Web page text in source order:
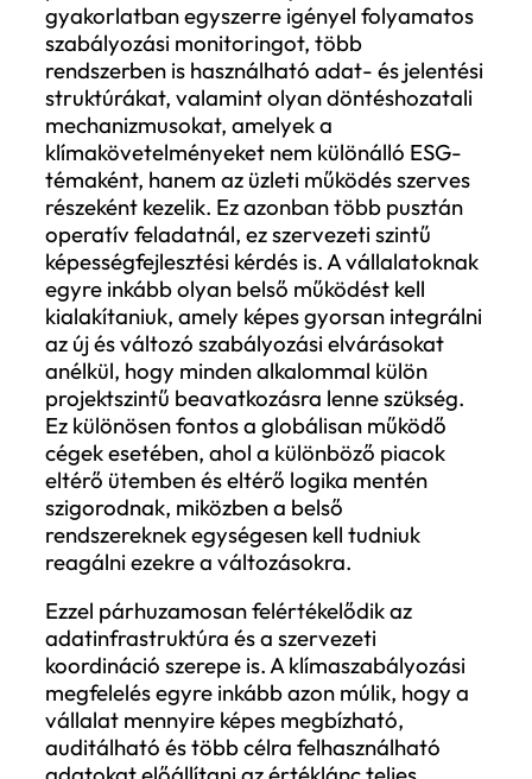
gyorsabban szigorodnak, mint maga a
környezet. A vállalatok így egy olyan
mozognak, ahol a „minimum jogi
már nem jelent valódi biztonságot.
Ez a paradoxon a gyakorlatban azt
hogy a szabályozási környezet egy
folyamatosan szigorodó pályán mozog.
ma elegendőnek tűnik, az rövid időn belül
elavulhat, akár jogi, akár piaci
A vállalatok számára ez azt eredményezi,
hogy egy folyamatosan újradefiniált
minimumszintté válik.
Ezzel párhuzamosan a befektetői,
finanszírozói és vevői elvárások egyre
megelőzik a szabályozást. A
a hiteles átállási tervek és a teljes
értékláncra kiterjedő kibocsátáskezelés
egyre inkább üzleti alapelvárásként
meg. Ez tovább erősíti azt a helyzetet,
a vállalatok számára a pusztán reaktív,
szabálykövető megközelítés egyre
fenntartható.